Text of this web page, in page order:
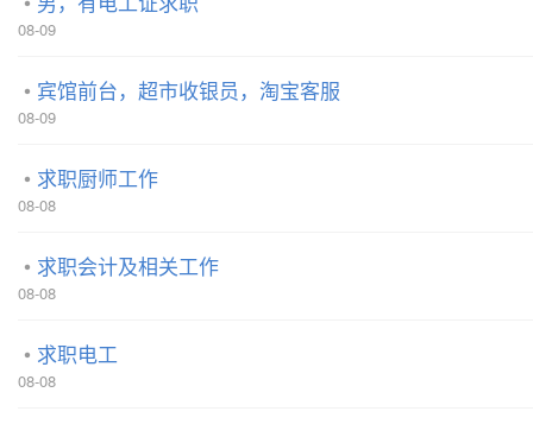
08-09
宾馆前台，超市收银员，淘宝客服
08-09
求职厨师工作
08-08
求职会计及相关工作
08-08
求职电工
08-08